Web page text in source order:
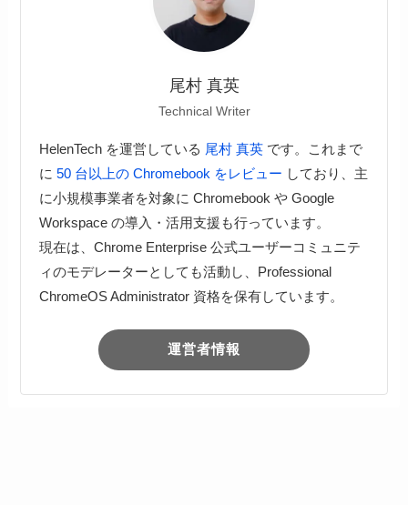
尾村 真英
Technical Writer
HelenTech を運営している 尾村 真英です。これまで
に 50 台以上の Chromebook をレビュー しており、主
に小規模事業者を対象に Chromebook や Google
Workspace の導入・活用支援も行っています。
現在は、Chrome Enterprise 公式ユーザーコミュニテ
ィのモデレーターとしても活動し、Professional
ChromeOS Administrator 資格を保有しています。
運営者情報